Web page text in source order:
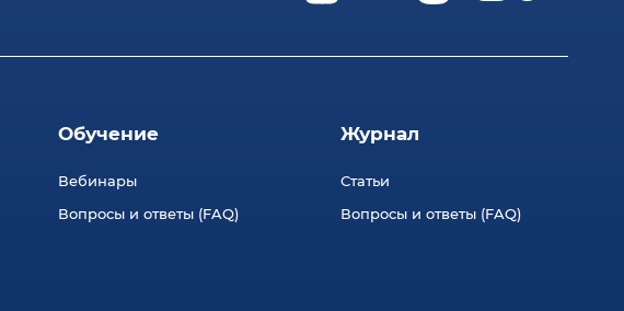
Обучение
Вебинары
Вопросы и ответы (FAQ)
Журнал
Статьи
Вопросы и ответы (FAQ)